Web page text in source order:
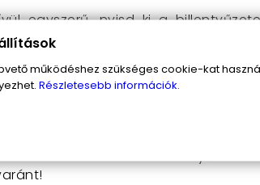
egyszerű. nyisd ki a
már kezdheted is a gépelést! A
touchpaden
billentyűzet nem csak egy
bámulatos mini billentyűzetet
áll, hogy segítsen munkádban
az összecsukható BT
működéshez szükséges cookie-kat
Részletesebb információk.